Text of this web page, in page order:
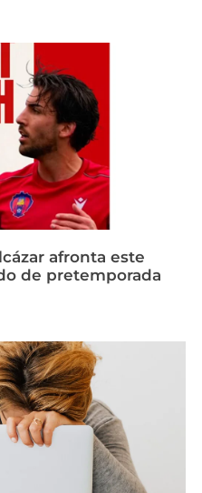
afronta este
de pretemporada